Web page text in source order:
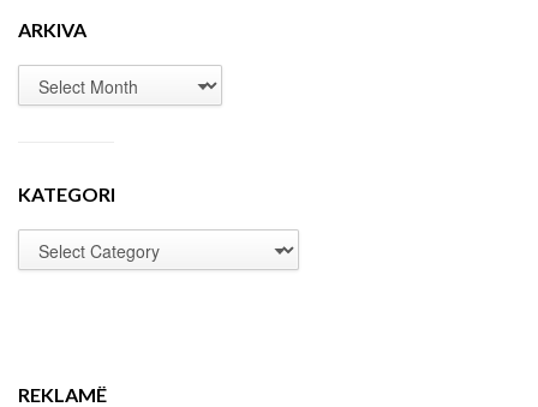
ARKIVA
KATEGORI
REKLAMË